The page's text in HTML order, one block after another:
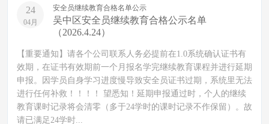
24
04月
安全员继续教育合格名单公示
吴中区安全员继续教育合格公示名单
（2026.4.24）
【重要通知】请各个公司联系人务必提前在1.0系统确认证书有
效期，在证书有效期前一个月报名学完继续教育课程并进行延期
申报。因学员自身学习进度慢导致安全员证书过期，系统里无法
进行任何补救！！！！ 望悉知！延期申报通过时，个人的继续
教育课时记录将会清零（多于24学时的课时记录不作保留）。故
请已满足24学时...